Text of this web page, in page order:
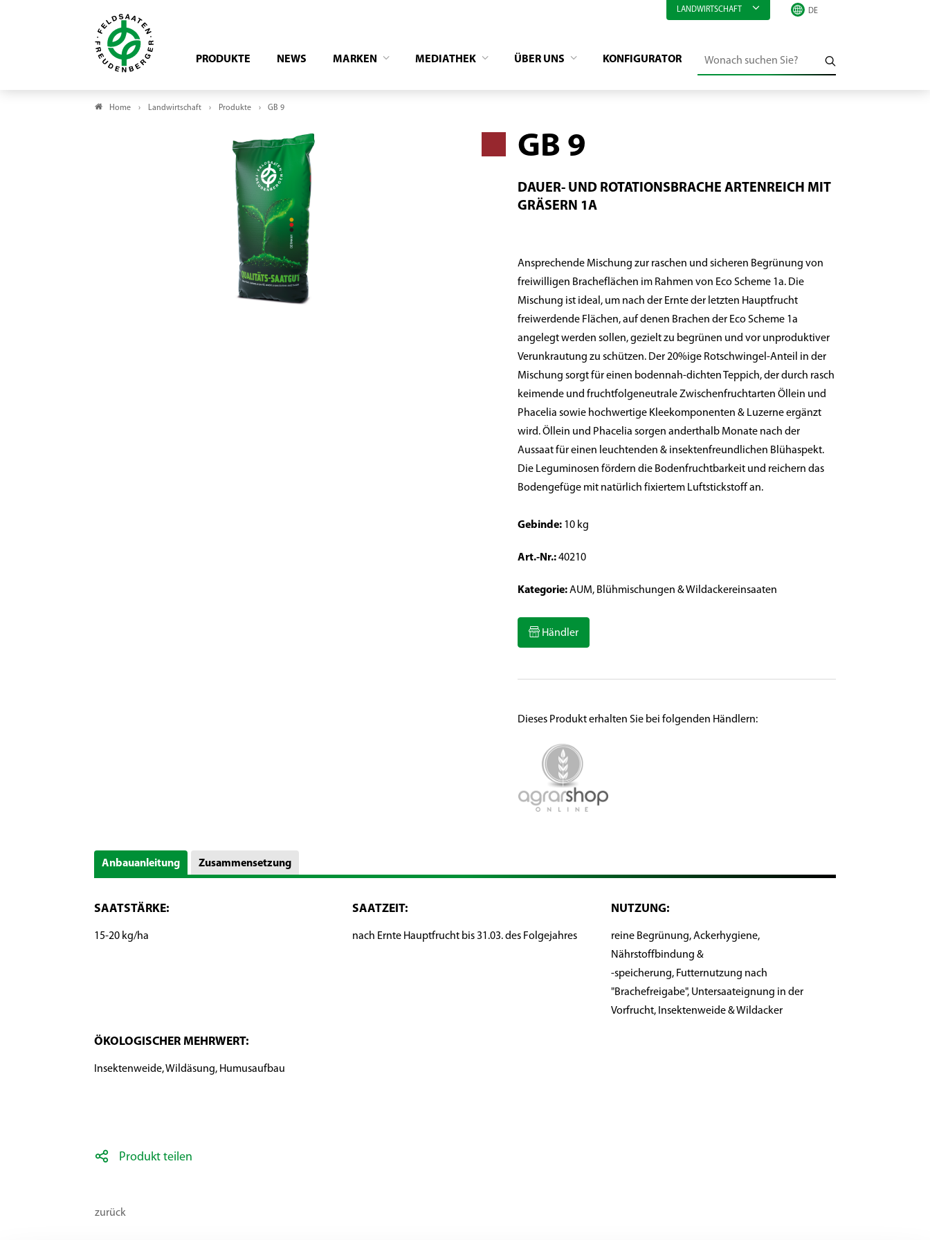
LANDWIRTSCHAFT
PRODUKTE NEWS MARKEN MEDIATHEK ÜBER UNS KONFIGURATOR
Home Landwirtschaft Produkte GB 9
GB 9
DAUER- UND ROTATIONSBRACHE ARTENREICH MIT
GRÄSERN 1A
Ansprechende Mischung zur raschen und sicheren Begrünung von
freiwilligen Bracheflächen im Rahmen von Eco Scheme 1a. Die
Mischung ist ideal, um nach der Ernte der letzten Hauptfrucht
freiwerdende Flächen, auf denen Brachen der Eco Scheme 1a
angelegt werden sollen, gezielt zu begrünen und vor unproduktiver
Verunkrautung zu schützen. Der 20%ige Rotschwingel-Anteil in der
Mischung sorgt für einen bodennah-dichten Teppich, der durch rasch
keimende und fruchtfolgeneutrale Zwischenfruchtarten Öllein und
Phacelia sowie hochwertige Kleekomponenten & Luzerne ergänzt
wird. Öllein und Phacelia sorgen anderthalb Monate nach der
Aussaat für einen leuchtenden & insektenfreundlichen Blühaspekt.
Die Leguminosen fördern die Bodenfruchtbarkeit und reichern das
Bodengefüge mit natürlich fixiertem Luftstickstoff an.
Gebinde: 10 kg
Art.-Nr.:40210
Kategorie:AUM, Blühmischungen & Wildackereinsaaten
Händler
Dieses Produkt erhalten Sie bei folgenden Händlern:
Anbauanleitung Zusammensetzung
SAATSTÄRKE:
15-20 kg/ha
SAATZEIT:
nach Ernte Hauptfrucht bis 31.03. des Folgejahres
NUTZUNG:
reine Begrünung, Ackerhygiene,
Nährstoffbindung &
-speicherung, Futternutzung nach
"Brachefreigabe", Untersaateignung in der
Vorfrucht, Insektenweide & Wildacker
ÖKOLOGISCHER MEHRWERT:
Insektenweide, Wildäsung, Humusaufbau
Produkt teilen
zurück